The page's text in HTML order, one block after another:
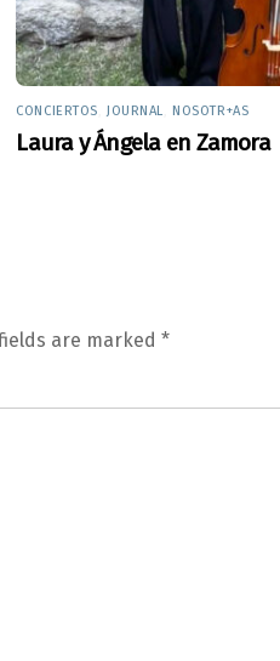
CONCIERTOS ,JOURNAL NOSOTR+AS
Laura y Ángela en Zamora
are marked *